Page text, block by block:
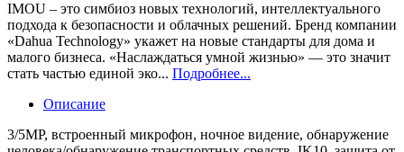
IMOU – это симбиоз новых технологий, интеллектуального
подхода к безопасности и облачных решений. Бренд компании
«Dahua Technology» укажет на новые стандарты для дома и
малого бизнеса. «Наслаждаться умной жизнью» — это значит
стать частью единой эко... Подробнее...
Описание
3/5MP, встроенный микрофон, ночное видение, обнаружение